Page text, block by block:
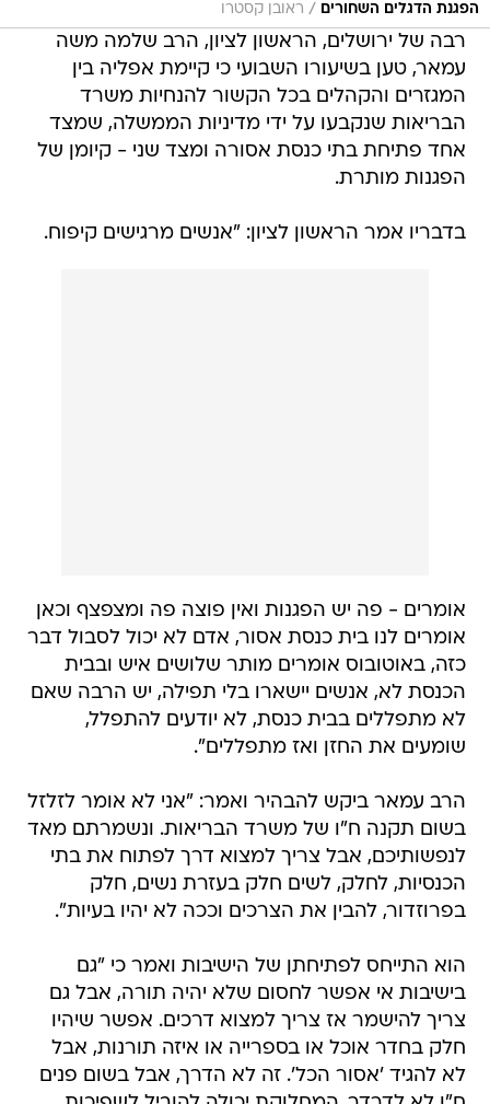
הפגנת הדגלים השחורים / ראובן קסטרו
רבה של ירושלים, הראשון לציון, הרב שלמה משה
עמאר, טען בשיעורו השבועי כי קיימת אפליה בין
המגזרים והקהלים בכל הקשור להנחיות משרד
הבריאות שנקבעו על ידי מדיניות הממשלה, שמצד
אחד פתיחת בתי כנסת אסורה ומצד שני - קיומן של
הפגנות מותרת.
בדבריו אמר הראשון לציון: "אנשים מרגישים קיפוח.
אומרים - פה יש הפגנות ואין פוצה פה ומצפצף וכאן
אומרים לנו בית כנסת אסור, אדם לא יכול לסבול דבר
כזה, באוטובוס אומרים מותר שלושים איש ובבית
הכנסת לא, אנשים יישארו בלי תפילה, יש הרבה שאם
לא מתפללים בבית כנסת, לא יודעים להתפלל,
שומעים את החזן ואז מתפללים".
הרב עמאר ביקש להבהיר ואמר: "אני לא אומר לזלזל
בשום תקנה ח"ו של משרד הבריאות. ונשמרתם מאד
לנפשותיכם, אבל צריך למצוא דרך לפתוח את בתי
הכנסיות, לחלק, לשים חלק בעזרת נשים, חלק
בפרוזדור, להבין את הצרכים וככה לא יהיו בעיות".
הוא התייחס לפתיחתן של הישיבות ואמר כי "גם
בישיבות אי אפשר לחסום שלא יהיה תורה, אבל גם
צריך להישמר אז צריך למצוא דרכים. אפשר שיהיו
חלק בחדר אוכל או בספרייה או איזה תורנות, אבל
לא להגיד 'אסור הכל'. זה לא הדרך, אבל בשום פנים